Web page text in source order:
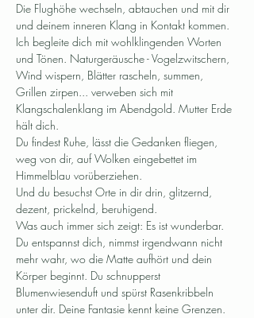
Die Flughöhe wechseln, abtauchen und mit dir
und deinem inneren Klang in Kontakt kommen.
Ich begleite dich mit wohlklingenden Worten
und Tönen. Naturgeräusche - Vogelzwitschern,
Wind wispern, Blätter rascheln, summen,
Grillen zirpen... verweben sich mit
Klangschalenklang im Abendgold. Mutter Erde
hält dich.
Du findest Ruhe, lässt die Gedanken fliegen,
weg von dir, auf Wolken eingebettet im
Himmelblau vorüberziehen.
Und du besuchst Orte in dir drin, glitzernd,
dezent, prickelnd, beruhigend.
Was auch immer sich zeigt: Es ist wunderbar.
Du entspannst dich, nimmst irgendwann nicht
mehr wahr, wo die Matte aufhört und dein
Körper beginnt. Du schnupperst
Blumenwiesenduft und spürst Rasenkribbeln
unter dir. Deine Fantasie kennt keine Grenzen.